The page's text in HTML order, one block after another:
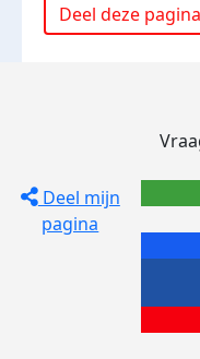
Deel deze pagina
Deel mijn
pagina